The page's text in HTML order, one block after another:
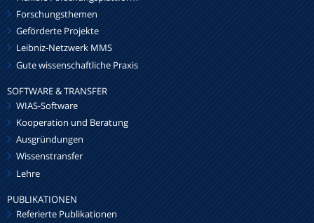
Forschungsthemen
Geförderte Projekte
Leibniz-Netzwerk MMS
Gute wissenschaftliche Praxis
SOFTWARE & TRANSFER
WIAS-Software
Kooperation und Beratung
Ausgründungen
Wissenstransfer
Lehre
PUBLIKATIONEN
Referierte Publikationen